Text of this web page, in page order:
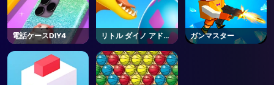
電話ケースDIY4
リトル ダイノ アドベ
ンチャー
ガンマスター